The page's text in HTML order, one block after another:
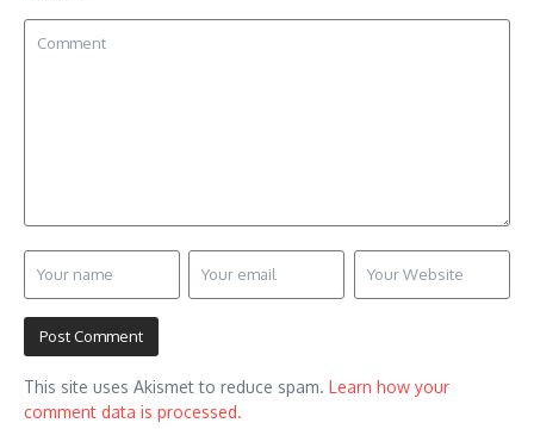
This site uses Akismet to reduce spam. Learn how your
comment data is processed.